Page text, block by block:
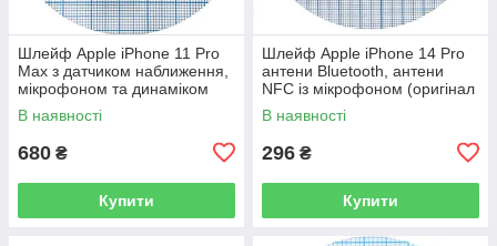
Шлейф Apple iPhone 11 Pro
Max з датчиком наближення,
мікрофоном та динаміком
(оригінал 100%)
В наявності
680 ₴
Купити
Шлейф Apple iPhone 14 Pro
антени Bluetooth, антени
NFC із мікрофоном (оригінал
Китай)
В наявності
296 ₴
Купити